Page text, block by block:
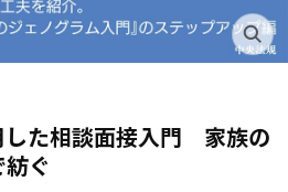
した相談面接入門 家族の
ぐ